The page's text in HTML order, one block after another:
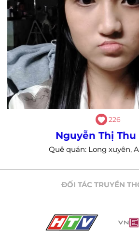
5
Phần Nguyễn
Quê quán: Bình
ĐỐI TÁC TRUYỀN